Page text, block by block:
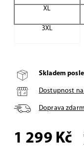
XL
3XL
Skladem
Dostupnost
Doprava
1 299 Kč